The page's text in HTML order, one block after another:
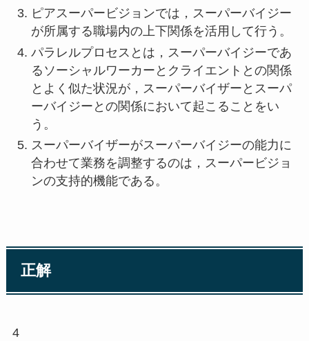
ピアスーパービジョンでは，スーパーバイジー
が所属する職場内の上下関係を活用して行う。
パラレルプロセスとは，スーパーバイジーであ
るソーシャルワーカーとクライエントとの関係
とよく似た状況が，スーパーバイザーとスーパ
ーバイジーとの関係において起こることをい
う。
スーパーバイザーがスーパーバイジーの能力に
合わせて業務を調整するのは，スーパービジョ
ンの支持的機能である。
正解
4